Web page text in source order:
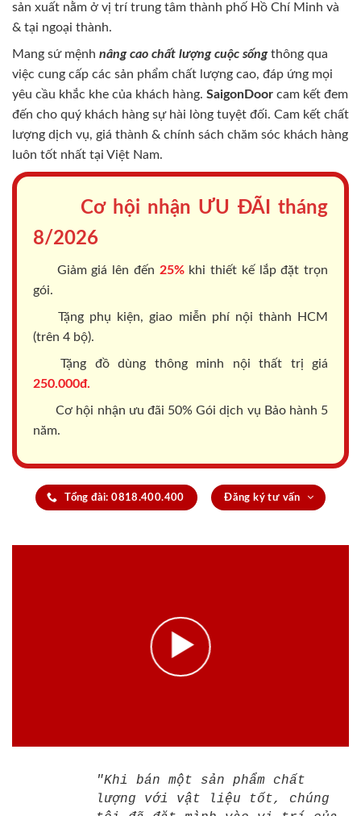
sản xuất nằm ở vị trí trung tâm thành phố Hồ Chí Minh và
& tại ngoại thành.
Mang sứ mệnh nâng cao chất lượng cuộc sốngthông qua
việc cung cấp các sản phẩm chất lượng cao, đáp ứng mọi
yêu cầu khắc khe của khách hàng. SaigonDoor cam kết đem
đến cho quý khách hàng sự hài lòng tuyệt đối. Cam kết chất
lượng dịch vụ, giá thành & chính sách chăm sóc khách hàng
luôn tốt nhất tại Việt Nam.
Cơ hội nhận ƯU ĐÃI tháng
8/2026
Giảm giá lên đến 25%khi thiết kế lắp đặt trọn
gói.
Tặng phụ kiện, giao miễn phí nội thành HCM
(trên 4 bộ).
Tặng đồ dùng thông minh nội thất trị giá
250.000đ.
Cơ hội nhận ưu đãi 50% Gói dịch vụ Bảo hành 5
năm.
Tổng đài: 0818.400.400 Đăng ký tư vấn
"Khi bán một sản phẩm chất
lượng với vật liệu tốt, chúng